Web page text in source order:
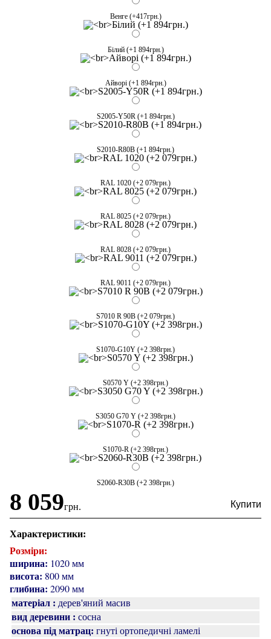
Венге (+417грн.)
Білий (+1 894грн.)
Айворі (+1 894грн.)
S2005-Y50R (+1 894грн.)
S2010-R80B (+1 894грн.)
RAL 1020 (+2 079грн.)
RAL 8025 (+2 079грн.)
RAL 8028 (+2 079грн.)
RAL 9011 (+2 079грн.)
S7010 R 90B (+2 079грн.)
S1070-G10Y (+2 398грн.)
S0570 Y (+2 398грн.)
S3050 G70 Y (+2 398грн.)
S1070-R (+2 398грн.)
S2060-R30B (+2 398грн.)
8 059грн.
Характеристики:
Розміри:
ширина: 1020 мм
висота: 800 мм
глибина: 2090 мм
матеріал : дерев'яний масив
вид деревини : сосна
основа під матрац: гнуті ортопедичні ламелі